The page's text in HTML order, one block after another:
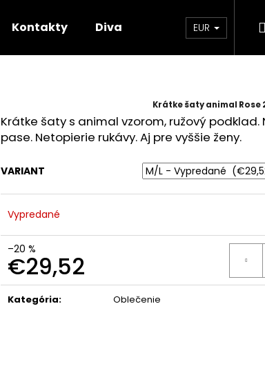
Kontakty DivaRio Ambasador
EUR
Krátke šaty animal Rose
Krátke šaty s animal vzorom, ružový
pase. Netopierie rukávy. Aj pre vyššie ženy.
VARIANT
Vypredané
–20 %
€29,52
Jednotková
cena:
Kategória: Oblečenie
HĽADAŤ